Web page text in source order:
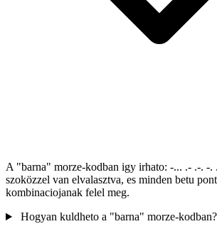
A "barna" morze-kodban igy irhato: -... .- .-. -.
szoközzel van elvalasztva, es minden betu
kombinaciojanak felel meg.
Hogyan kuldheto a "barna" morze-kodban?